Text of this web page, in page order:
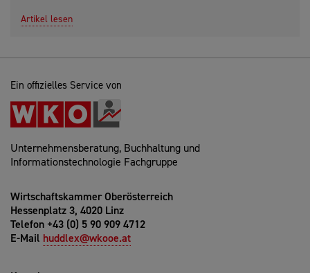
Artikel lesen
Ein offizielles Service von
Unternehmensberatung, Buchhaltung und
Informationstechnologie Fachgruppe
Wirtschaftskammer Oberösterreich
Hessenplatz 3, 4020 Linz
Telefon +43 (0) 5 90 909 4712
E-Mail huddlex@wkooe.at